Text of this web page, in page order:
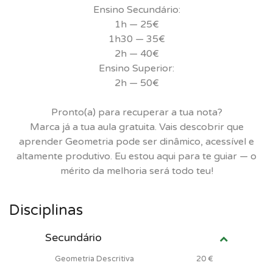
Ensino Secundário:
1h — 25€
1h30 — 35€
2h — 40€
Ensino Superior:
2h — 50€
Pronto(a) para recuperar a tua nota?
Marca já a tua aula gratuita. Vais descobrir que
aprender Geometria pode ser dinâmico, acessível e
altamente produtivo. Eu estou aqui para te guiar — o
mérito da melhoria será todo teu!
Disciplinas
Secundário
Geometria Descritiva 20 €